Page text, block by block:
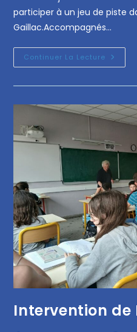
participer à un jeu de piste
Gaillac.Accompagnés…
Continuer La Lecture
Intervention de